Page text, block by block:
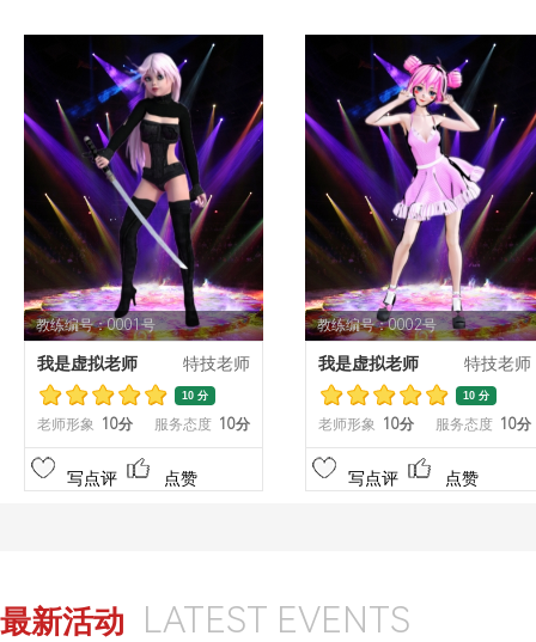
教练编号：0001号
我是虚拟老师 特技老师
10 分
老师形象 10分 服务态度 10分
写点评 点赞
教练编号：0002号
我是虚拟老师 特技老师
10 分
老师形象 10分 服务态度 10分
写点评 点赞
最新活动 LATEST EVENTS